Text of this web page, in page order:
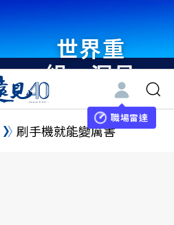
世界重
組・洞見
未來 與
世界領袖
職場雷達
刷手機就能變厲害